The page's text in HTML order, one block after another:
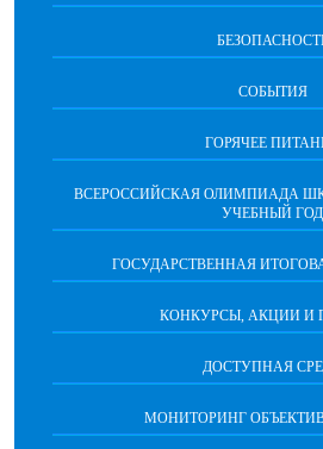
СОБЫТИЯ
ГОРЯЧЕЕ
ВСЕРОССИЙСКАЯ ОЛИМПИАДА
УЧЕБНЫЙ ГОД
ГОСУДАРСТВЕННАЯ
КОНКУРСЫ, АКЦИИ И
ДОСТУПНАЯ
МОНИТОРИНГ